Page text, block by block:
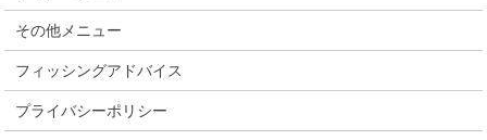
その他メニュー
フィッシングアドバイス
プライバシーポリシー